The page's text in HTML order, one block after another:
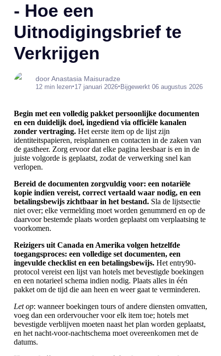
- Hoe een
Uitnodigingsbrief te
Verkrijgen
door Anastasia Maisuradze
12 min lezen•17 januari 2026•Bijgewerkt 06 augustus 2026
Begin met een volledig pakket persoonlijke documenten
en een duidelijk doel, ingediend via officiële kanalen
zonder vertraging. Het eerste item op de lijst zijn
identiteitspapieren, reisplannen en contacten in de zaken van
de gastheer. Zorg ervoor dat elke pagina leesbaar is en in de
juiste volgorde is geplaatst, zodat de verwerking snel kan
verlopen.
Bereid de documenten zorgvuldig voor: een notariële
kopie indien vereist, correct vertaald waar nodig, en een
betalingsbewijs zichtbaar in het bestand. Sla de lijstsectie
niet over; elke vermelding moet worden genummerd en op de
daarvoor bestemde plaats worden geplaatst om verplaatsing te
voorkomen.
Reizigers uit Canada en Amerika volgen hetzelfde
toegangsproces: een volledige set documenten, een
ingevulde checklist en een betalingsbewijs. Het entry90-
protocol vereist een lijst van hotels met bevestigde boekingen
en een notarieel schema indien nodig. Plaats alles in één
pakket om de tijd die aan heen en weer gaat te verminderen.
Let op: wanneer boekingen tours of andere diensten omvatten,
voeg dan een ordervoucher voor elk item toe; hotels met
bevestigde verblijven moeten naast het plan worden geplaatst,
en het nacht-voor-nachtschema moet overeenkomen met de
datums.